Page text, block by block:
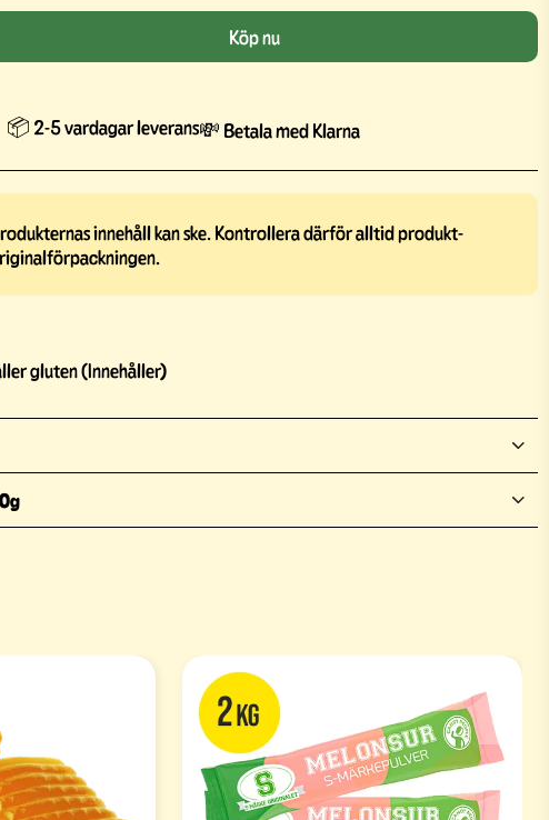
Köp nu
📦 2-5 vardagar leverans💸 Betala med Klarna
innehåll kan ske. Kontrollera därför alltid produkt-
gluten (Innehåller)